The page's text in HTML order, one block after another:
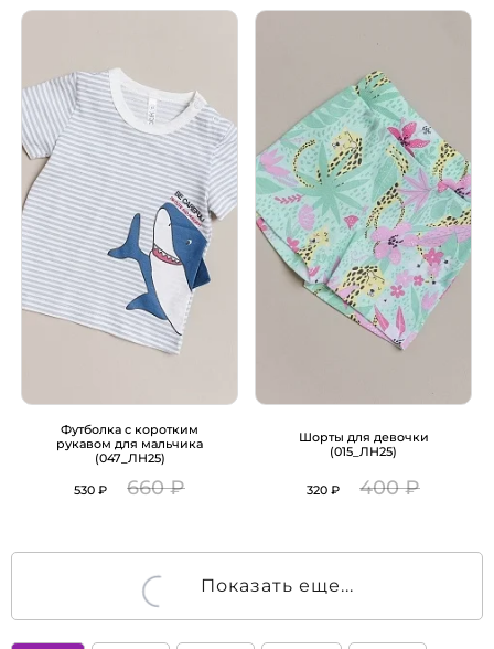
Футболка с коротким
рукавом для мальчика
(047_ЛН25)
530 ₽ 660 ₽
Шорты для девочки
(015_ЛН25)
320 ₽ 400 ₽
Показать еще...